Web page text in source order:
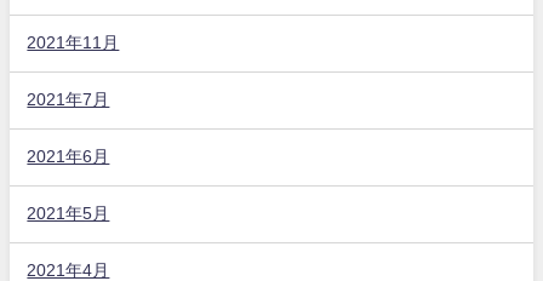
2021年11月
2021年7月
2021年6月
2021年5月
2021年4月